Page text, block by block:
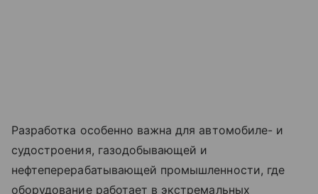
Разработка особенно важна для автомобиле- и
судостроения, газодобывающей и
нефтеперерабатывающей промышленности, где
оборудование работает в экстремальных